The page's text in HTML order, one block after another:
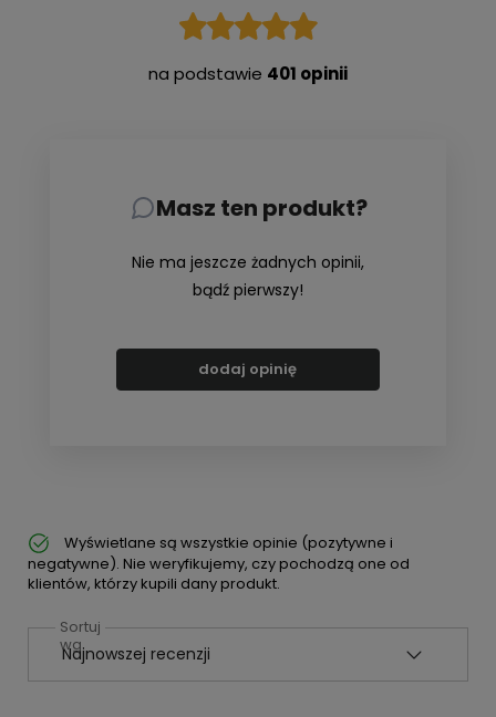
na podstawie 401 opinii
Masz ten produkt?
Nie ma jeszcze żadnych opinii,
bądź pierwszy!
dodaj opinię
Wyświetlane są wszystkie opinie (pozytywne i
negatywne). Nie weryfikujemy, czy pochodzą one od
klientów, którzy kupili dany produkt.
Sortuj
wg